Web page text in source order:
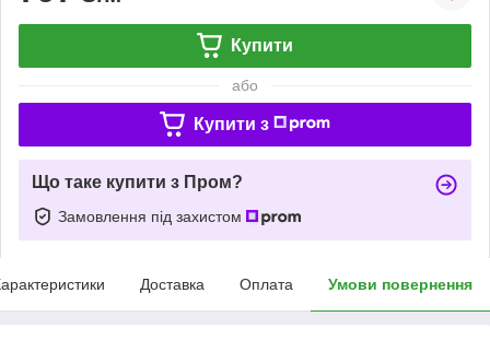
Купити
або
Купити з
Що таке купити з Пром?
Замовлення під захистом
Доставка Оплата Умови повернення